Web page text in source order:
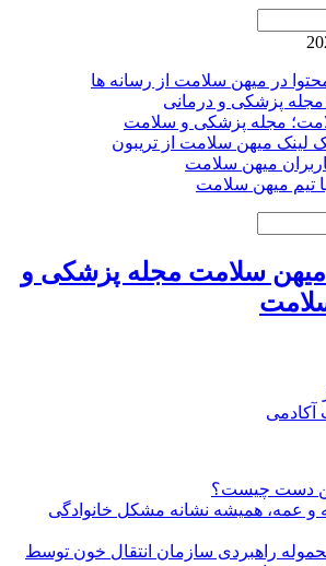
در میهن سلامت از رسانه ها
پزشکی و درمانی
مجله پزشکی و سلامت
لینک میهن سلامت از تریبون
میهن سلامت
تیم میهن سلامت
میهن سلامت مجله پزشکی و
آکادمی
دست چیست؟
و عمه، همیشه نشانه مشکل خانوادگی
راهبردی سازمان انتقال خون توسط